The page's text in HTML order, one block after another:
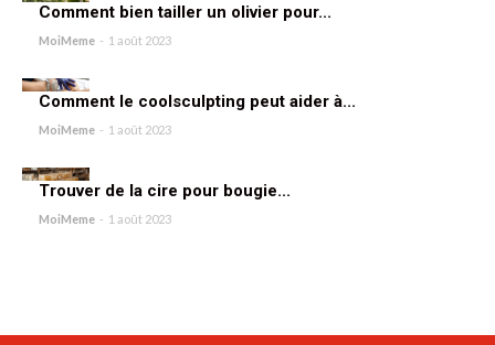
Comment bien tailler un olivier pour...
MoiMeme - 1 août 2023
Comment le coolsculpting peut aider à...
MoiMeme - 1 août 2023
Trouver de la cire pour bougie...
MoiMeme - 1 août 2023